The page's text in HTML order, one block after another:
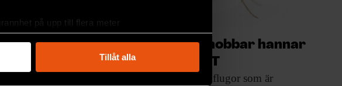
på upp till flera meter
(fingeravtryck)
preferenser i
detaljsektionen. Du kan ändra
Tillåt alla
Flughonor nobbar hannar
som tål DDT
Hannar av bananflugor som är